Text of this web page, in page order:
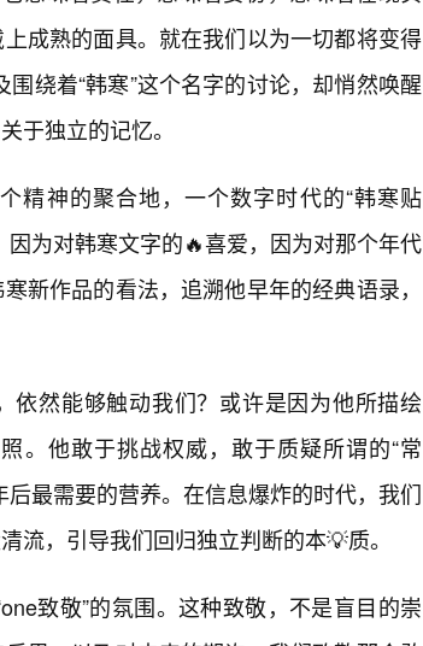
成熟的面具。就在我们以为一切都将变得
绕着“韩寒”这个名字的讨论，却悄然唤醒
于独立的记忆。
精神的聚合地，一个数字时代的“韩寒贴
为对韩寒文字的🔥喜爱，因为对那个年代
新作品的看法，追溯他早年的经典语录，
依然能够触动我们？或许是因为他所描绘
。他敢于挑战权威，敢于质疑所谓的“常
最需要的营养。在信息爆炸的时代，我们
流，引导我们回归独立判断的本💡质。
致敬”的氛围。这种致敬，不是盲目的崇